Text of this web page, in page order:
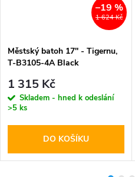
1 624 Kč
–19 %
Městský batoh 17'' - Tigernu,
T-B3105-4A Black
1 315 Kč
Skladem - hned k odeslání
>5 ks
DO KOŠÍKU